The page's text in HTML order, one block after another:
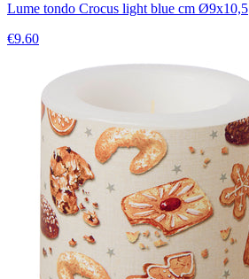
Lume tondo Crocus light blue cm Ø9x10,5
€9.60